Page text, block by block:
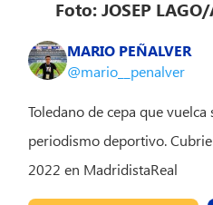
Foto: JOSEP
MARIO PEÑALVER
@mario__penalver
Toledano de cepa que vuelca
periodismo deportivo.
2022 en MadridistaReal